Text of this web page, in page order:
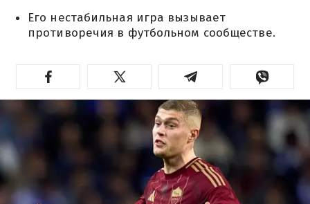
Его нестабильная игра вызывает
противоречия в футбольном сообществе.